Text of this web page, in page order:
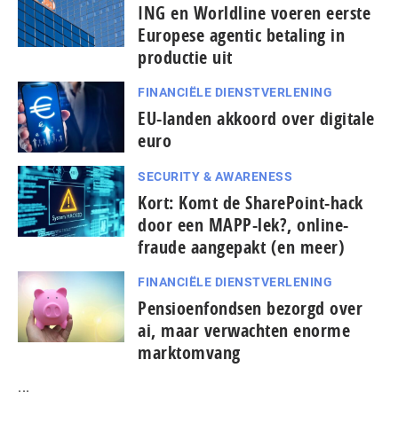
ING en Worldline voeren eerste
Europese agentic betaling in
productie uit
FINANCIËLE DIENSTVERLENING
EU-landen akkoord over digitale
euro
SECURITY & AWARENESS
Kort: Komt de SharePoint-hack
door een MAPP-lek?, online-
fraude aangepakt (en meer)
FINANCIËLE DIENSTVERLENING
Pensioenfondsen bezorgd over
ai, maar verwachten enorme
marktomvang
...